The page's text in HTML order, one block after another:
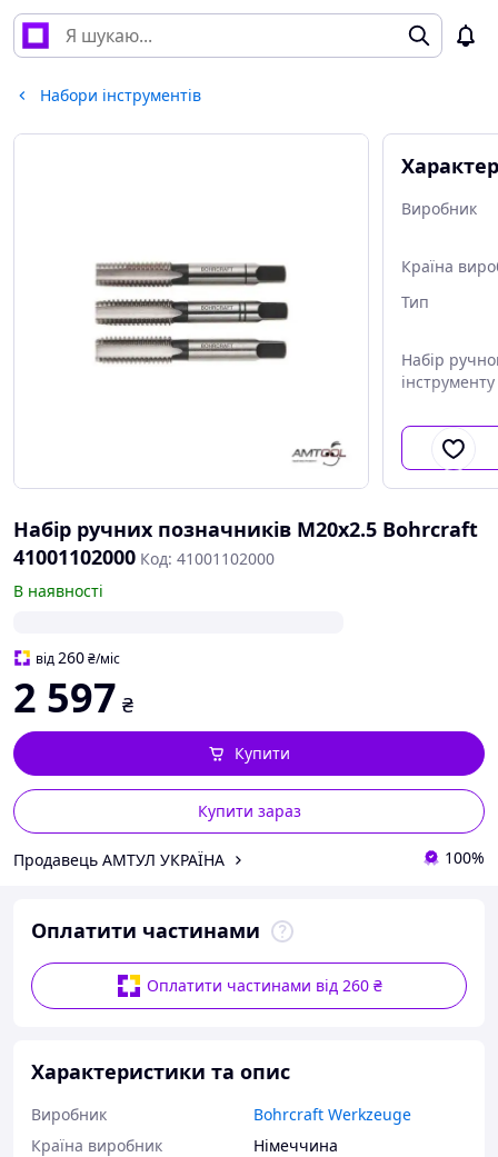
Набори інструментів
Виробник
Країна
Тип
Набір
інструменту
Кількість в
Набір ручних позначників M20х2.5 Bohrcraft
41001102000 Код: 41001102000
В наявності
від260₴/міс
2 597 ₴
Купити зараз
Купити
Продавець АМТУЛ УКРАЇНА 100%
Оплатити частинами
Оплатити частинами від 260 ₴
Характеристики та опис
Виробник
Bohrcraft Werkzeuge
Країна виробник
Німеччина